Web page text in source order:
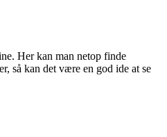
Her kan man netop finde
så kan det være en god ide at se